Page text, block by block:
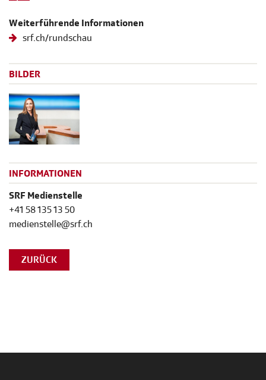
Weiterführende Informationen
srf.ch/rundschau
BILDER
INFORMATIONEN
SRF Medienstelle
+41 58 135 13 50
medienstelle@srf.ch
ZURÜCK